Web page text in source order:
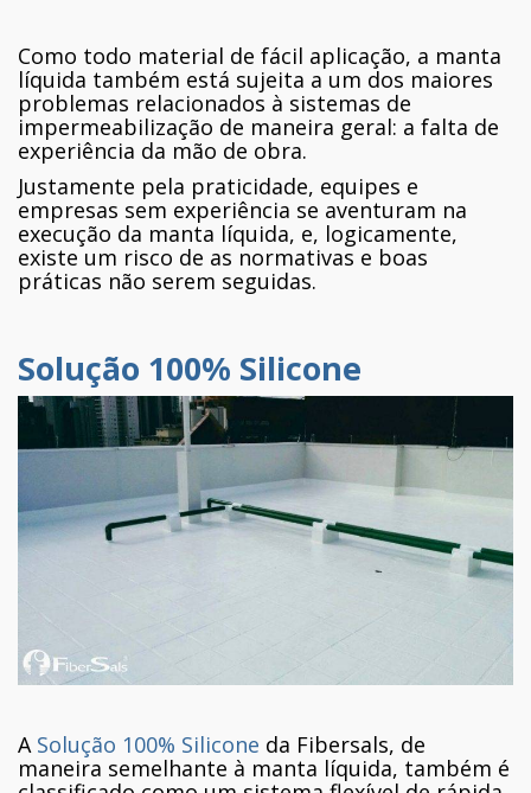
Como todo material de fácil aplicação, a manta
líquida também está sujeita a um dos maiores
problemas relacionados à sistemas de
impermeabilização de maneira geral: a falta de
experiência da mão de obra.
Justamente pela praticidade, equipes e
empresas sem experiência se aventuram na
execução da manta líquida, e, logicamente,
existe um risco de as normativas e boas
práticas não serem seguidas.
Solução 100% Silicone
A Solução 100% Silicone da Fibersals, de
maneira semelhante à manta líquida, também é